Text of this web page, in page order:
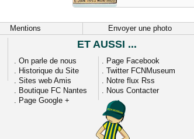
Mentions Envoyer une photo
ET AUSSI ...
. On parle de nous
. Historique du Site
. Sites web Amis
. Boutique FC Nantes
. Page Google +
. Page Facebook
. Twitter FCNMuseum
. Notre flux Rss
. Nous Contacter